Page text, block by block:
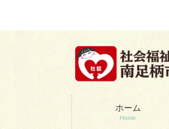
テ
ゲ
ホーム
Home